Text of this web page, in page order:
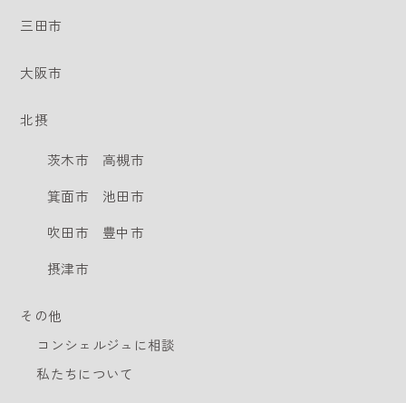
三田市
大阪市
北摂
茨木市
高槻市
箕面市
池田市
吹田市
豊中市
摂津市
その他
コンシェルジュに相談
私たちについて